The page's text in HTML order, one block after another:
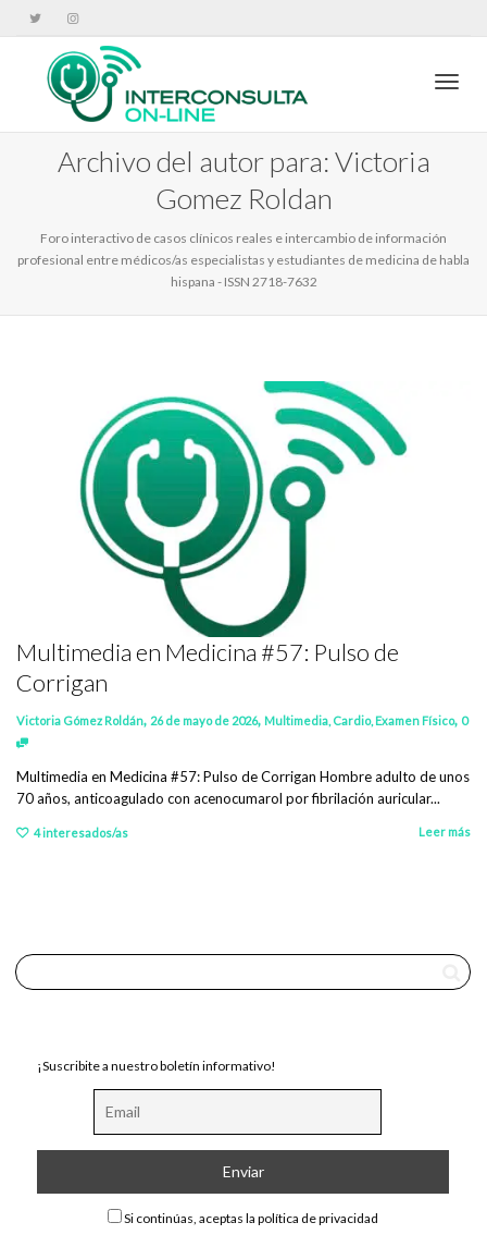
Archivo del autor para: Victoria
Gomez Roldan
Foro interactivo de casos clínicos reales e intercambio de información
profesional entre médicos/as especialistas y estudiantes de medicina de habla
hispana - ISSN 2718-7632
Multimedia en Medicina #57: Pulso de
Corrigan
Victoria Gómez Roldán, 26 de mayo de 2026, Multimedia, Cardio, Examen Físico, 0
Multimedia en Medicina #57: Pulso de Corrigan Hombre adulto de unos
70 años, anticoagulado con acenocumarol por fibrilación auricular...
4interesados/as Leer más
¡Suscribite a nuestro boletín informativo!
Si continúas, aceptas la política de privacidad